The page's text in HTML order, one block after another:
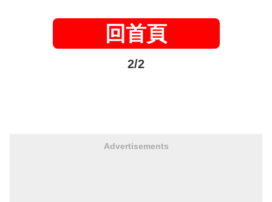
回首頁
2/2
Advertisements